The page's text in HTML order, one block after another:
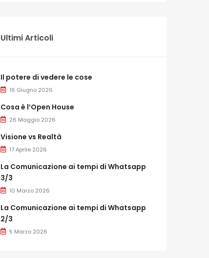
Ultimi Articoli
Il potere di vedere le cose
16 Giugno 2026
Cosa è l’Open House
26 Maggio 2026
Visione vs Realtà
17 Aprile 2026
La Comunicazione ai tempi di Whatsapp
3/3
10 Marzo 2026
La Comunicazione ai tempi di Whatsapp
2/3
5 Marzo 2026